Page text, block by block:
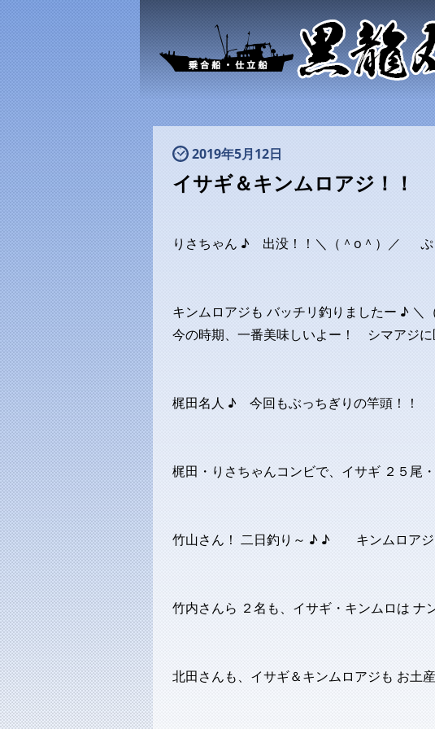
2019年5月12日
イサギ＆キンムロアジ！！
りさちゃん ♪ 出没！！＼（＾o＾）／ ぷ
キンムロアジも バッチリ釣りましたー ♪ ＼
今の時期、一番美味しいよー！ シマアジに
梶田名人 ♪ 今回もぶっちぎりの竿頭！！
梶田・りさちゃんコンビで、イサギ ２５尾
竹山さん！ 二日釣り～ ♪ ♪ キンムロアジ
竹内さんら ２名も、イサギ・キンムロは ナ
北田さんも、イサギ＆キンムロアジも お土